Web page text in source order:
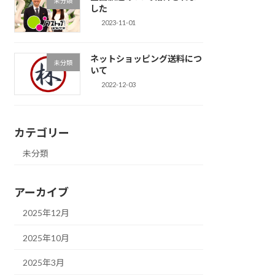
した
2023-11-01
未分類
ネットショッピング送料につ
いて
2022-12-03
カテゴリー
未分類
アーカイブ
2025年12月
2025年10月
2025年3月